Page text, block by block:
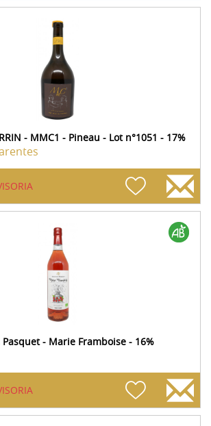
- MMC1 - Pineau - Lot n°1051 - 17%
Pasquet - Marie Framboise - 16%